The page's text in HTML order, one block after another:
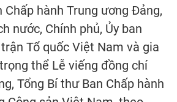
Chấp hành Trung ương Đảng,
nước, Chính phủ, Ủy ban
Tổ quốc Việt Nam và gia
thể Lễ viếng đồng chí
Tổng Bí thư Ban Chấp hành